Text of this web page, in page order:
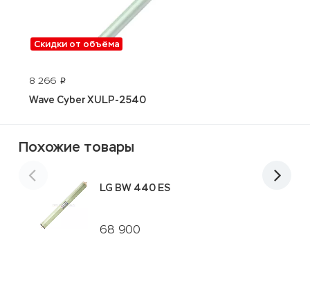
Скидки от объёма
8 266 p
Wave Cyber XULP-2540
Похожие товары
68 900
LG BW 440 ES